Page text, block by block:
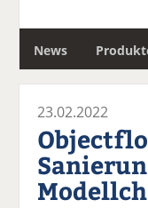
News
23.02.2022